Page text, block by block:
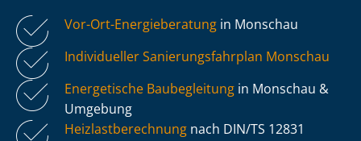
Vor-Ort-Energieberatung in Monschau
Individueller Sa­nie­rungs­fahr­plan Monschau
Energetische Baubegleitung in Monschau &
Umgebung
Heiz­last­be­rech­nung nach DIN/TS 12831